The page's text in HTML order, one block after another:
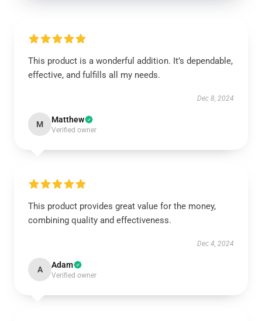
This product is a wonderful addition. It’s dependable,
effective, and fulfills all my needs.
Dec 8, 2024
M Matthew
Verified owner
This product provides great value for the money,
combining quality and effectiveness.
Dec 4, 2024
A Adam
Verified owner